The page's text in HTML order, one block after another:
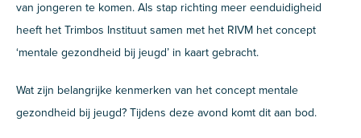
van jongeren te komen. Als stap richting meer eenduidigheid
heeft het Trimbos Instituut samen met het RIVM het concept
‘mentale gezondheid bij jeugd’ in kaart gebracht.
Wat zijn belangrijke kenmerken van het concept mentale
gezondheid bij jeugd? Tijdens deze avond komt dit aan bod.